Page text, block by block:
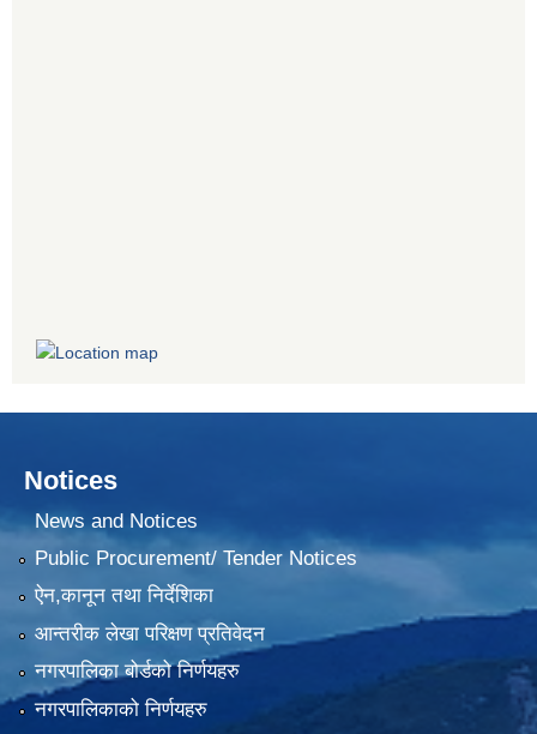
Notices
News and Notices
Public Procurement/ Tender Notices
ऐन,कानून तथा निर्देशिका
आन्तरीक लेखा परिक्षण प्रतिवेदन
नगरपालिका बोर्डको निर्णयहरु
नगरपालिकाको निर्णयहरु